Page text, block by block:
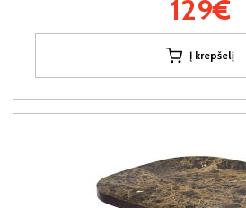
129€
Į krepšelį